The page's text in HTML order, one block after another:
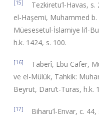
[15]
Tezkiretu’l-Havas, s.
el-Haşemi, Muhammed b.
Müesesetul-İslamiye li’l-
h.k. 1424, s. 100.
[16]
Taberî, Ebu Cafer,
ve el-Mülük, Tahkik:
Beyrut, Daru’t-Turas, h.k.
[17]
Biharu’l-Envar, c. 44,